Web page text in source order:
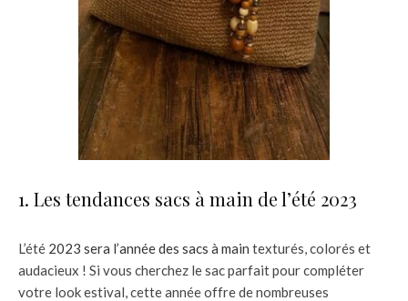
1. Les tendances sacs à main de l’été 2023
L’été 2023 sera l’année des sacs à main texturés, colorés et
audacieux ! Si vous cherchez le sac parfait pour compléter
votre look estival, cette année offre de nombreuses